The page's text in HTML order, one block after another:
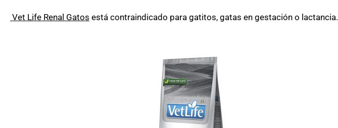
Vet Life Renal Gatos está contraindicado para gatitos, gatas en gestación o lactancia.